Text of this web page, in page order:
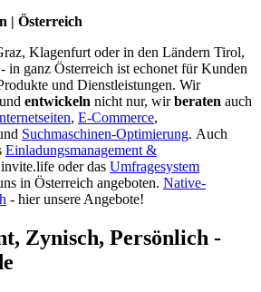
| Österreich
Klagenfurt oder in den Ländern Tirol,
in ganz Österreich ist echonet für Kunden
und Dienstleistungen. Wir
und entwickeln nicht nur, wirberaten auch
, E-Commerce,
Suchmaschinen-Optimierung. Auch
Einladungsmanagement &
invite.life oder das Umfragesystem
in Österreich angeboten. Native-
- hier unsere Angebote!
Zynisch, Persönlich -